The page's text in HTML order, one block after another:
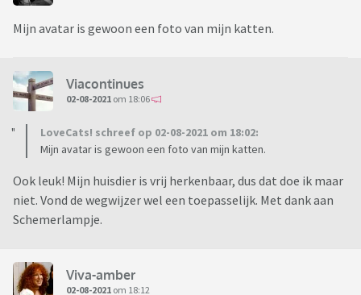
Mijn avatar is gewoon een foto van mijn katten.
Viacontinues
02-08-2021 om 18:06
LoveCats! schreef op 02-08-2021 om 18:02:
Mijn avatar is gewoon een foto van mijn katten.
Ook leuk! Mijn huisdier is vrij herkenbaar, dus dat doe ik maar
niet. Vond de wegwijzer wel een toepasselijk. Met dank aan
Schemerlampje.
Viva-amber
02-08-2021 om 18:12